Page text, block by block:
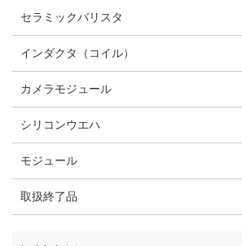
セラミックバリスタ
インダクタ（コイル）
カメラモジュール
シリコンウエハ
モジュール
取扱終了品